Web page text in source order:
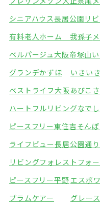
シニアハウス長居公園 リ
有料老人ホーム 我孫子
ベルパージュ大阪帝塚山
グランデかずほ
いきい
ベストライフ大阪あびこ
ハートフルリビングなで
ピースフリー東住吉そん
ライフビュー長居公園通り
リビングフォレスト フォ
ピースフリー平野エスポ
プラムケアー
グレー